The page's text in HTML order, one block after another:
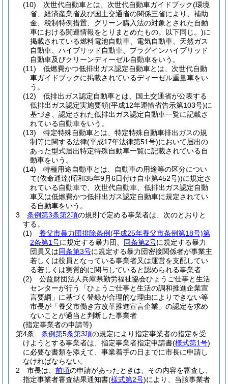
(10)
次世代自動車とは、次世代自動車ガイドブック(環境
省、経済産業省及び国土交通省の関係三省により、補助
金、税制特例措置、グリーン購入法の対象とされた自動
車における関連情報をとりまとめたもの。以下同じ。)に
掲載されている燃料電池自動車、電気自動車、天然ガス
自動車、ハイブリッド自動車、プラグインハイブリッド
自動車及びクリーンディーゼル自動車をいう。
(11)
低燃費かつ低排出ガス認定自動車とは、次世代自動
車ガイドブックに掲載されているディーゼル重量車をい
う。
(12)
低排出ガス認定自動車とは、国土交通省が公表する
低排出ガス認定実施要領(平成12年運輸省告示第103号)に
基づき、認定された低排出ガス認定自動車一覧に記載さ
れている自動車をいう。
(13)
特定特殊自動車とは、特定特殊自動車排出ガスの規
制等に関する法律(平成17年法律第51号)において届出の
あった型式届出特定特殊自動車一覧に記載されている自
動車をいう。
(14)
特種用途自動車とは、自動車の用途等の区分につい
て(依命通達(昭和35年9月6日付け自車第452号))に規定さ
れている自動車で、次世代自動車、低排出ガス認定自動
車又は低燃費かつ低排出ガス認定自動車に規定されてい
る自動車をいう。
3
条例第3条第2項の規則で定める事業者は、次のとおりと
する。
(1)
養父市暴力団排除条例(平成25年養父市条例第18号)第
2条第1号に規定する暴力団、 同条第2号に規定する暴力
団員又は同条第3号に規定する暴力団密接関係者が事業主
若しくは役員となっている事業者又は運営を支配してい
る若しくは実質的に関与していると認められる事業者
(2)
公益財団法人兵庫県勤労福祉協会ひょうご仕事と生活
センターが行う「ひょうご仕事と生活の調和推進企業宣
言要綱」に基づく登録が合理的な理由によりできない等
市長が「養父市働き方改革推進宣言企業」の認定を求め
ないことが適当と判断した事業者
(指定事業者の申請等)
第4条
条例第5条第3項の規定により指定事業者の指定を受
けようとする事業者は、指定事業者指定申請書(様式第1号)
に必要な書類を添えて、事業着手の日までに市長に申請し
なければならない。
2
市長は、 前項の申請があったときは、その内容を審査し、
指定事業者審査結果通知書(様式第2号)により、当該事業者